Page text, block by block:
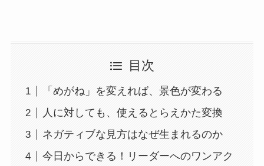
目次
「めがね」を変えれば、景色が変わる
人に対しても、使えるとらえかた変換
ネガティブな見方はなぜ生まれるのか
今日からできる！リーダーへのワンアク